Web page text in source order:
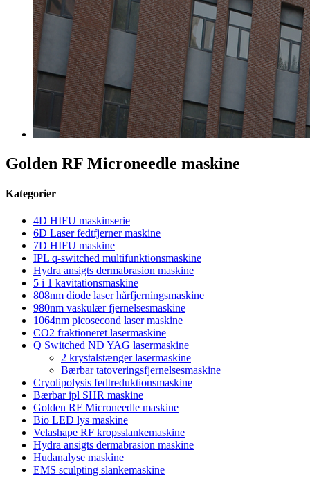
Golden RF Microneedle maskine
Kategorier
4D HIFU maskinserie
6D Laser fedtfjerner maskine
7D HIFU maskine
IPL q-switched multifunktionsmaskine
Hydra ansigts dermabrasion maskine
5 i 1 kavitationsmaskine
808nm diode laser hårfjerningsmaskine
980nm vaskulær fjernelsesmaskine
1064nm picosecond laser maskine
CO2 fraktioneret lasermaskine
Q Switched ND YAG lasermaskine
2 krystalstænger lasermaskine
Bærbar tatoveringsfjernelsesmaskine
Cryolipolysis fedtreduktionsmaskine
Bærbar ipl SHR maskine
Golden RF Microneedle maskine
Bio LED lys maskine
Velashape RF kropsslankemaskine
Hydra ansigts dermabrasion maskine
Hudanalyse maskine
EMS sculpting slankemaskine